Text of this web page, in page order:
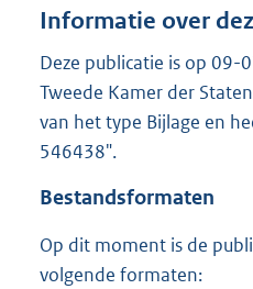
Informatie over
Deze publicatie is op
Tweede Kamer der
van het type Bijlage en
546438".
Bestandsformaten
Op dit moment is de
volgende formaten: